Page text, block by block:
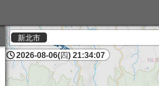
新北市
2026-08-06(四) 21:34:07